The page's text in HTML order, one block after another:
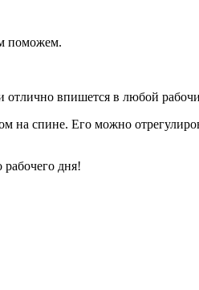
поможем.
впишется в любой
на спине. Его можно
дня!